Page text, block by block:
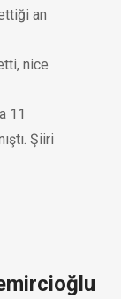
an
nice
11
Şiiri